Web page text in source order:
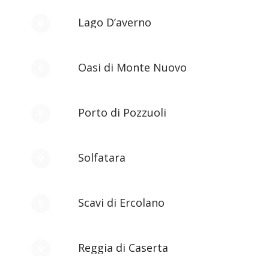
Lago D’averno
Oasi di Monte Nuovo
Porto di Pozzuoli
Solfatara
Scavi di Ercolano
Reggia di Caserta